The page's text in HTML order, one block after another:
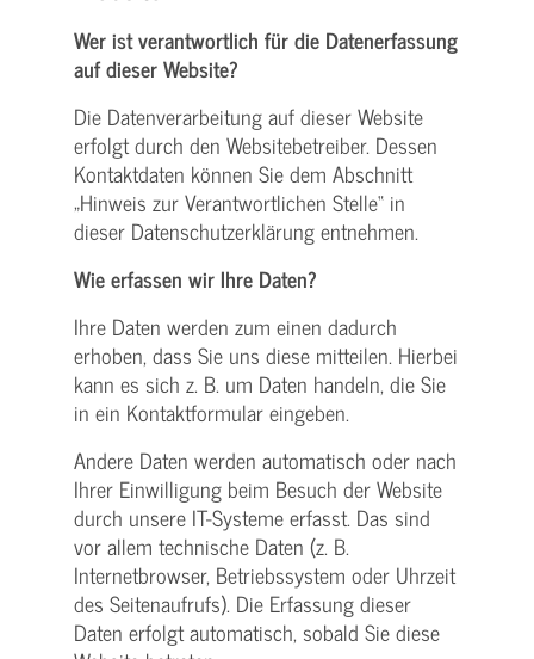
Wer ist verantwortlich für die Datenerfassung
auf dieser Website?
Die Datenverarbeitung auf dieser Website
erfolgt durch den Websitebetreiber. Dessen
Kontaktdaten können Sie dem Abschnitt
„Hinweis zur Verantwortlichen Stelle“ in
dieser Datenschutzerklärung entnehmen.
Wie erfassen wir Ihre Daten?
Ihre Daten werden zum einen dadurch
erhoben, dass Sie uns diese mitteilen. Hierbei
kann es sich z. B. um Daten handeln, die Sie
in ein Kontaktformular eingeben.
Andere Daten werden automatisch oder nach
Ihrer Einwilligung beim Besuch der Website
durch unsere IT-Systeme erfasst. Das sind
vor allem technische Daten (z. B.
Internetbrowser, Betriebssystem oder Uhrzeit
des Seitenaufrufs). Die Erfassung dieser
Daten erfolgt automatisch, sobald Sie diese